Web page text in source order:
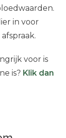
in voor
voor is
is? Klik dan